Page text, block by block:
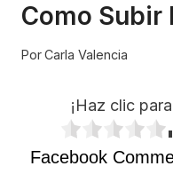
Como Subir
PorCarla Valencia
¡Haz clic
Facebook